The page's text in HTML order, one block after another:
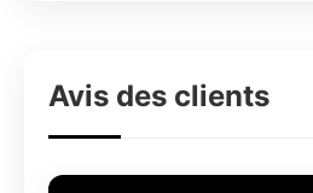
Avis des clients